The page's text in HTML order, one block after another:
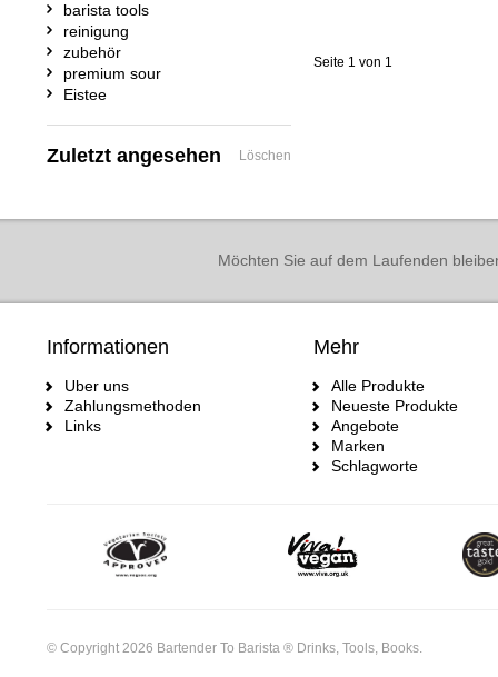
Seite 1 von 1
barista tools
reinigung
zubehör
premium sour
Eistee
Zuletzt angesehen Löschen
Möchten Sie auf dem Laufenden
Informationen
Uber uns
Zahlungsmethoden
Links
Mehr
Alle Produkte
Neueste Produkte
Angebote
Marken
Schlagworte
© Copyright 2026 Bartender To Barista ® Drinks, Tools, Books.